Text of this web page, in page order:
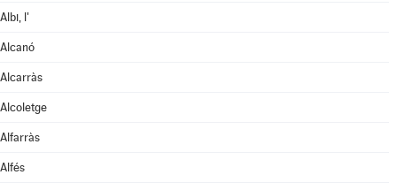
Albi, l'
Alcanó
Alcarràs
Alcoletge
Alfarràs
Alfés